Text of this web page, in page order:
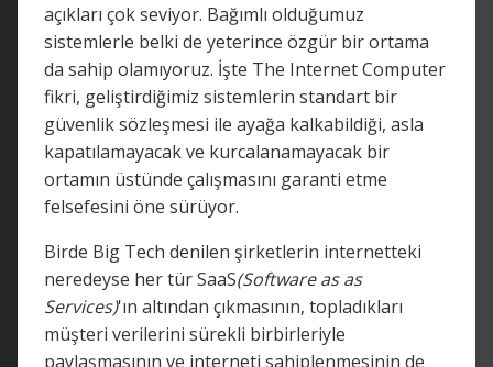
açıkları çok seviyor. Bağımlı olduğumuz
sistemlerle belki de yeterince özgür bir ortama
da sahip olamıyoruz. İşte The Internet Computer
fikri, geliştirdiğimiz sistemlerin standart bir
güvenlik sözleşmesi ile ayağa kalkabildiği, asla
kapatılamayacak ve kurcalanamayacak bir
ortamın üstünde çalışmasını garanti etme
felsefesini öne sürüyor.
Birde Big Tech denilen şirketlerin internetteki
neredeyse her tür SaaS(Software as as
Services)'ın altından çıkmasının, topladıkları
müşteri verilerini sürekli birbirleriyle
paylaşmasının ve interneti sahiplenmesinin de